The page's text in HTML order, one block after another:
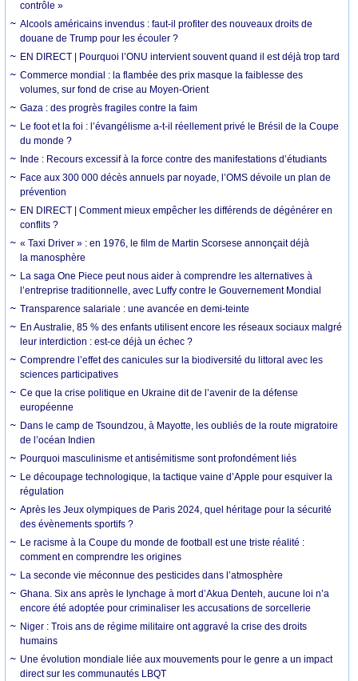
contrôle »
Alcools américains invendus : faut-il profiter des nouveaux droits de
douane de Trump pour les écouler ?
EN DIRECT | Pourquoi l’ONU intervient souvent quand il est déjà trop tard
Commerce mondial : la flambée des prix masque la faiblesse des
volumes, sur fond de crise au Moyen-Orient
Gaza : des progrès fragiles contre la faim
Le foot et la foi : l’évangélisme a-t-il réellement privé le Brésil de la Coupe
du monde ?
Inde : Recours excessif à la force contre des manifestations d’étudiants
Face aux 300 000 décès annuels par noyade, l’OMS dévoile un plan de
prévention
EN DIRECT | Comment mieux empêcher les différends de dégénérer en
conflits ?
« Taxi Driver » : en 1976, le film de Martin Scorsese annonçait déjà
la manosphère
La saga One Piece peut nous aider à comprendre les alternatives à
l’entreprise traditionnelle, avec Luffy contre le Gouvernement Mondial
Transparence salariale : une avancée en demi-teinte
En Australie, 85 % des enfants utilisent encore les réseaux sociaux malgré
leur interdiction : est-ce déjà un échec ?
Comprendre l’effet des canicules sur la biodiversité du littoral avec les
sciences participatives
Ce que la crise politique en Ukraine dit de l’avenir de la défense
européenne
Dans le camp de Tsoundzou, à Mayotte, les oubliés de la route migratoire
de l’océan Indien
Pourquoi masculinisme et antisémitisme sont profondément liés
Le découpage technologique, la tactique vaine d’Apple pour esquiver la
régulation
Après les Jeux olympiques de Paris 2024, quel héritage pour la sécurité
des évènements sportifs ?
Le racisme à la Coupe du monde de football est une triste réalité :
comment en comprendre les origines
La seconde vie méconnue des pesticides dans l’atmosphère
Ghana. Six ans après le lynchage à mort d’Akua Denteh, aucune loi n’a
encore été adoptée pour criminaliser les accusations de sorcellerie
Niger : Trois ans de régime militaire ont aggravé la crise des droits
humains
Une évolution mondiale liée aux mouvements pour le genre a un impact
direct sur les communautés LBQT